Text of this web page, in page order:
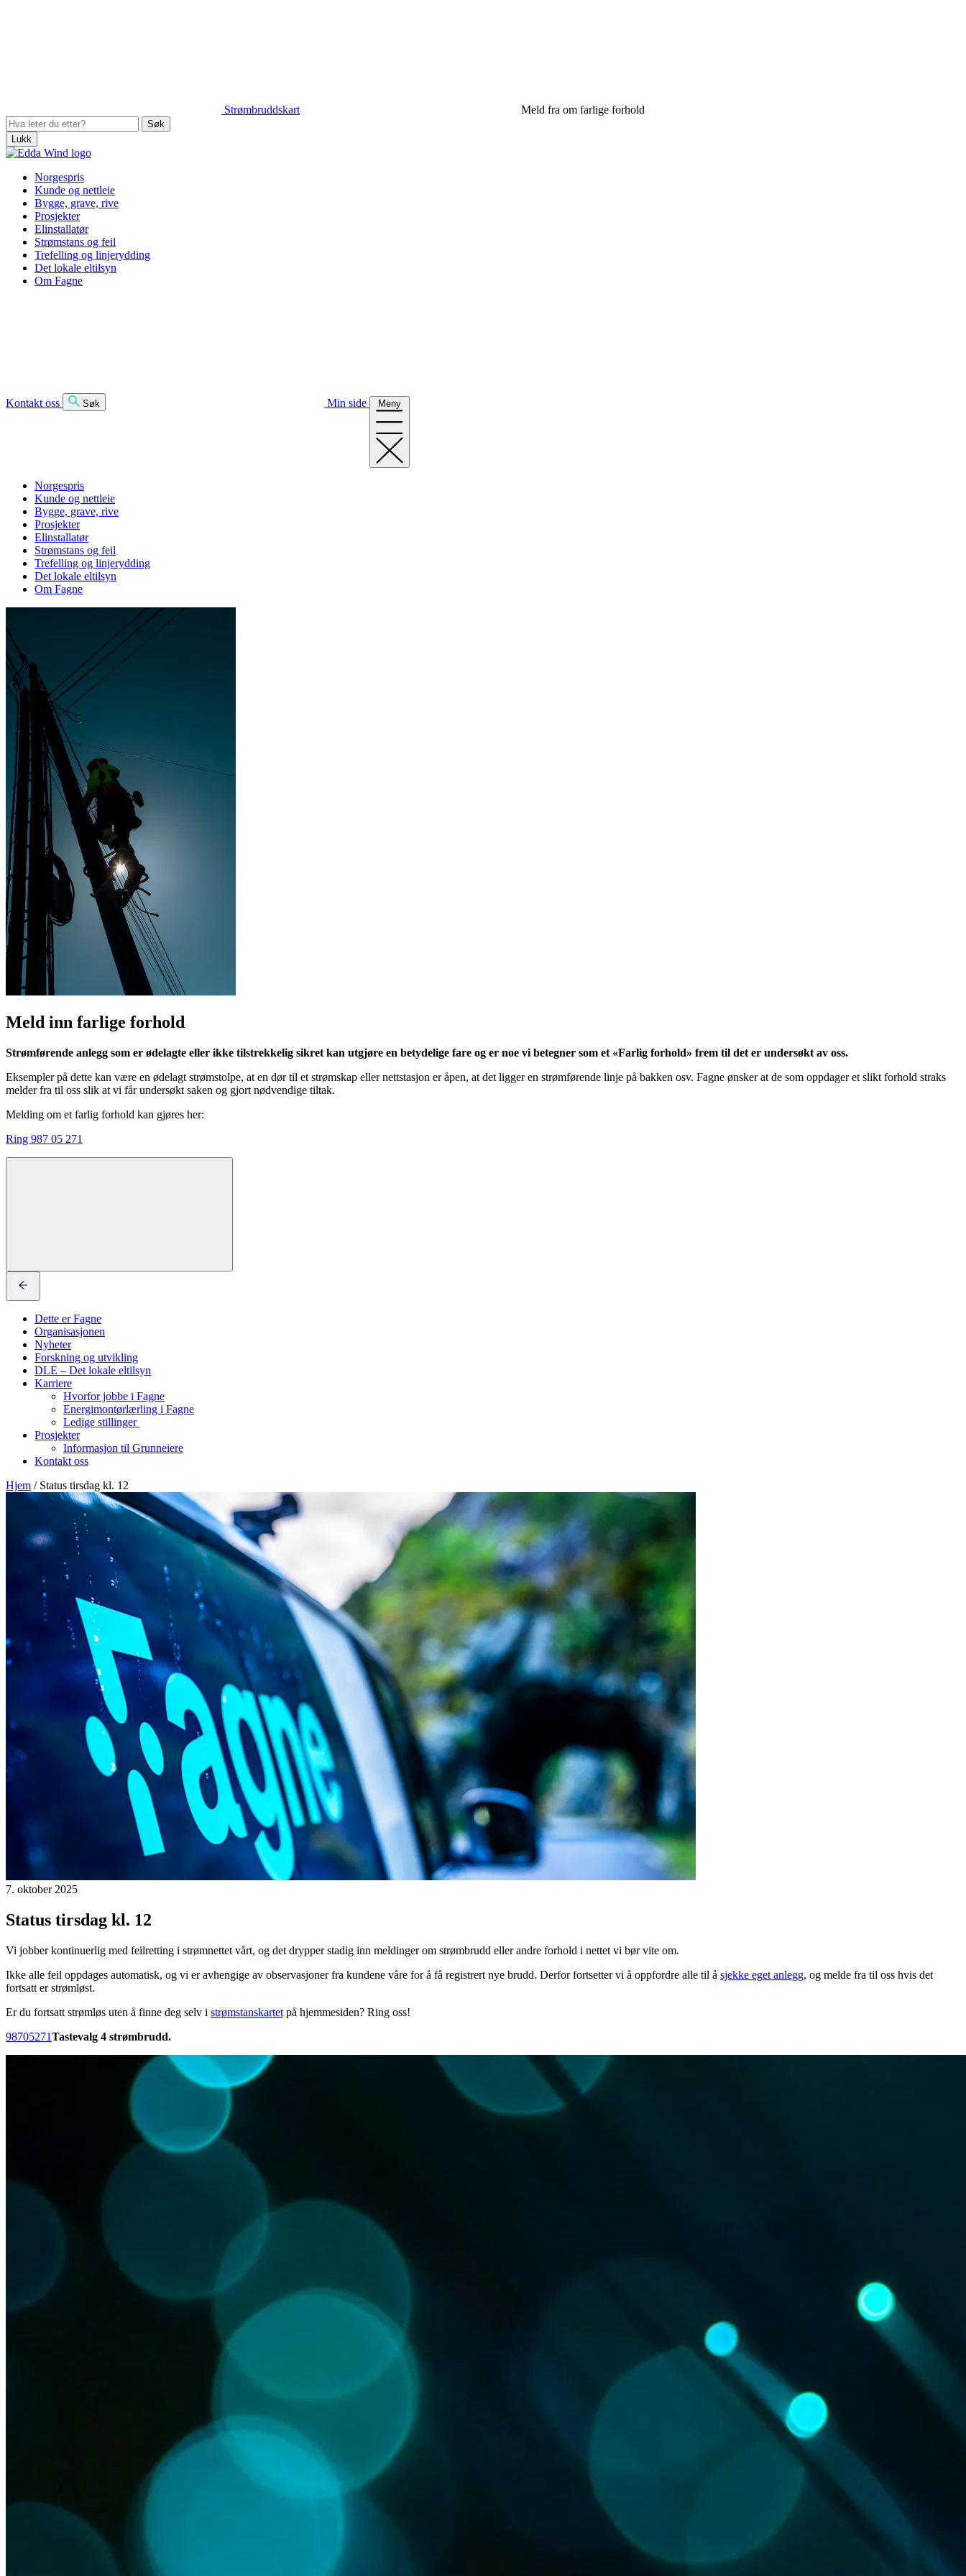
Strømbruddskart Meld fra om farlige forhold
Lukk
Norgespris
Kunde og nettleie
Bygge, grave, rive
Prosjekter
Elinstallatør
Strømstans og feil
Trefelling og linjerydding
Det lokale eltilsyn
Om Fagne
Kontakt oss Søk Min side Meny
Norgespris
Kunde og nettleie
Bygge, grave, rive
Prosjekter
Elinstallatør
Strømstans og feil
Trefelling og linjerydding
Det lokale eltilsyn
Om Fagne
Meld inn farlige forhold
Strømførende anlegg som er ødelagte eller ikke tilstrekkelig sikret kan utgjøre en betydelige fare og er noe vi betegner som et «Farlig forhold» frem til det er undersøkt av oss.
Eksempler på dette kan være en ødelagt strømstolpe, at en dør til et strømskap eller nettstasjon er åpen, at det ligger en strømførende linje på bakken osv. Fagne ønsker at de som oppdager et slikt forhold straks
melder fra til oss slik at vi får undersøkt saken og gjort nødvendige tiltak.
Melding om et farlig forhold kan gjøres her:
Ring 987 05 271
Dette er Fagne
Organisasjonen
Nyheter
Forskning og utvikling
DLE – Det lokale eltilsyn
Karriere
Hvorfor jobbe i Fagne
Energimontørlærling i Fagne
Ledige stillinger
Prosjekter
Informasjon til Grunneiere
Kontakt oss
Hjem / Status tirsdag kl. 12
7. oktober 2025
Status tirsdag kl. 12
Vi jobber kontinuerlig med feilretting i strømnettet vårt, og det drypper stadig inn meldinger om strømbrudd eller andre forhold i nettet vi bør vite om.
Ikke alle feil oppdages automatisk, og vi er avhengige av observasjoner fra kundene våre for å få registrert nye brudd. Derfor fortsetter vi å oppfordre alle til å sjekke eget anlegg, og melde fra til oss hvis det
fortsatt er strømløst.
Er du fortsatt strømløs uten å finne deg selv i strømstanskartet på hjemmesiden? Ring oss!
98705271Tastevalg 4 strømbrudd.